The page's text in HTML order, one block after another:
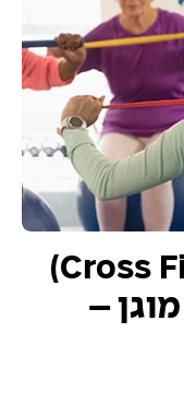
אימוני קרוספיט (Cross Fit)
–